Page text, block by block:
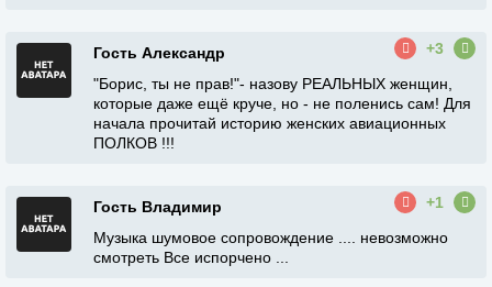
Гость Александр
+3
"Борис, ты не прав!"- назову РЕАЛЬНЫХ женщин,
которые даже ещё круче, но - не поленись сам! Для
начала прочитай историю женских авиационных
ПОЛКОВ !!!
Гость Владимир
+1
Музыка шумовое сопровождение .... невозможно
смотреть Все испорчено ...